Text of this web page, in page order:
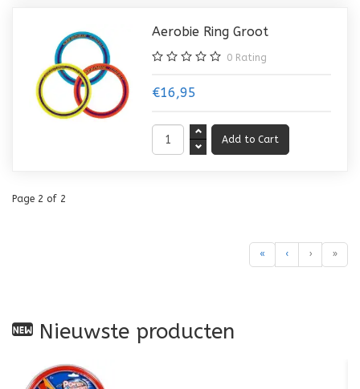
Aerobie Ring Groot
0 Rating
€16,95
Page 2 of 2
« ‹ › »
Nieuwste producten